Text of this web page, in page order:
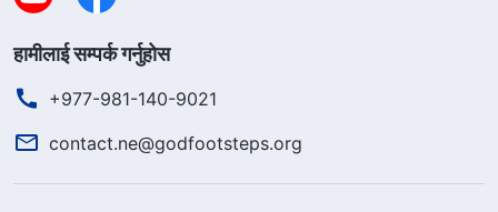
हामीलाई सम्पर्क गर्नुहोस
+977-981-140-9021
contact.ne@godfootsteps.org